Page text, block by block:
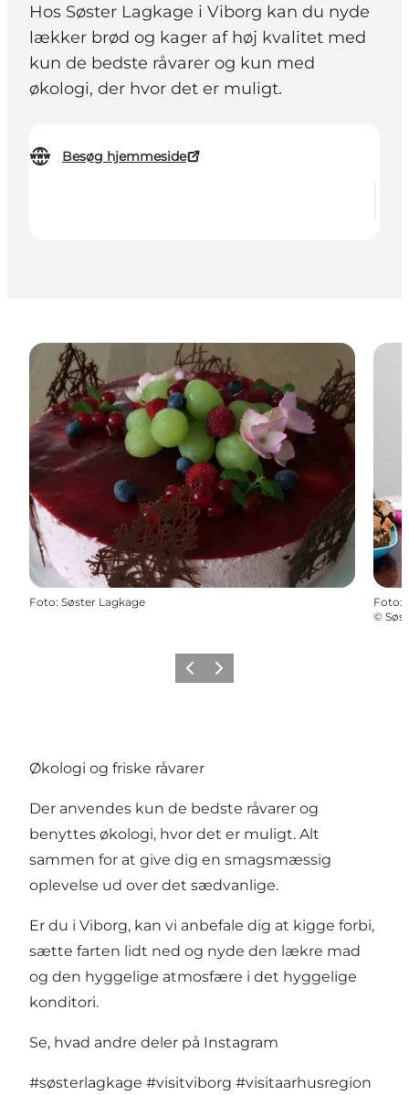
Hos Søster Lagkage i Viborg kan du nyde
lækker brød og kager af høj kvalitet med
kun de bedste råvarer og kun med
økologi, der hvor det er muligt.
Besøg hjemmeside
Foto: Søster Lagkage Foto:
©
ForrigeNæste
Økologi og friske råvarer
Der anvendes kun de bedste råvarer og
benyttes økologi, hvor det er muligt. Alt
sammen for at give dig en smagsmæssig
oplevelse ud over det sædvanlige.
Er du i Viborg, kan vi anbefale dig at kigge forbi,
sætte farten lidt ned og nyde den lækre mad
og den hyggelige atmosfære i det hyggelige
konditori.
Se, hvad andre deler på Instagram
#søsterlagkage #visitviborg #visitaarhusregion